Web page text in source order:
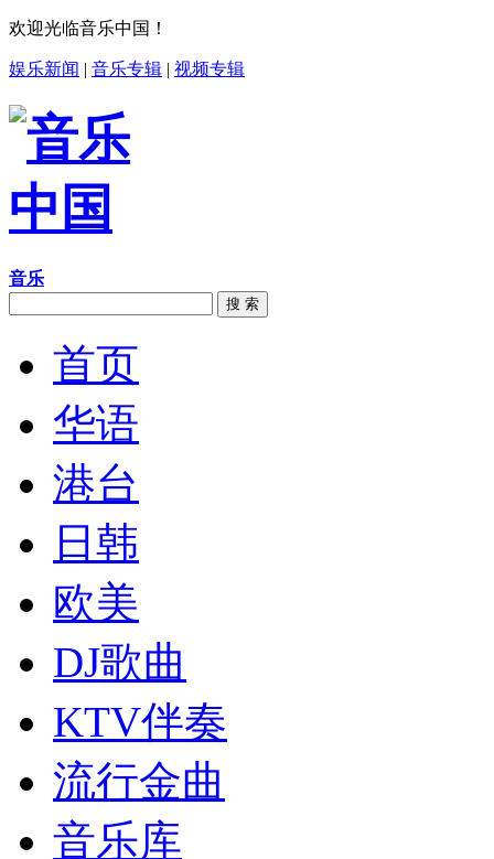
欢迎光临音乐中国！
娱乐新闻 | 音乐专辑 | 视频专辑
音乐
搜 索
首页
华语
港台
日韩
欧美
DJ歌曲
KTV伴奏
流行金曲
音乐库